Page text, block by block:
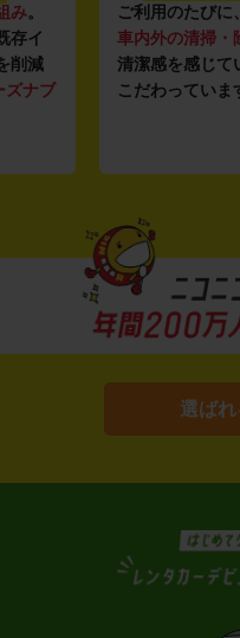
み。
存イ
削減
ズナブ
ご利用のたびに、
車内外の清掃・
清潔感を感じて
こだわっていま
選ば